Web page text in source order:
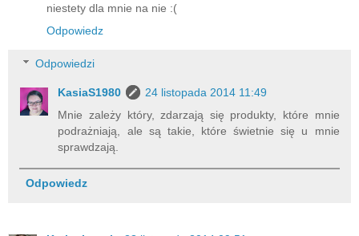
niestety dla mnie na nie :(
Odpowiedz
Odpowiedzi
KasiaS1980
24 listopada 2014 11:49
Mnie zależy który, zdarzają się produkty, które mnie
podrażniają, ale są takie, które świetnie się u mnie
sprawdzają.
Odpowiedz